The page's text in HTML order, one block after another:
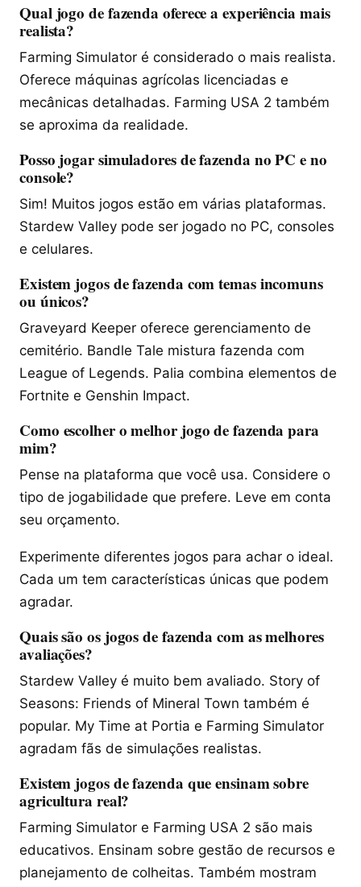
Qual jogo de fazenda oferece a experiência mais
realista?
Farming Simulator é considerado o mais realista.
Oferece máquinas agrícolas licenciadas e
mecânicas detalhadas. Farming USA 2 também
se aproxima da realidade.
Posso jogar simuladores de fazenda no PC e no
console?
Sim! Muitos jogos estão em várias plataformas.
Stardew Valley pode ser jogado no PC, consoles
e celulares.
Existem jogos de fazenda com temas incomuns
ou únicos?
Graveyard Keeper oferece gerenciamento de
cemitério. Bandle Tale mistura fazenda com
League of Legends. Palia combina elementos de
Fortnite e Genshin Impact.
Como escolher o melhor jogo de fazenda para
mim?
Pense na plataforma que você usa. Considere o
tipo de jogabilidade que prefere. Leve em conta
seu orçamento.
Experimente diferentes jogos para achar o ideal.
Cada um tem características únicas que podem
agradar.
Quais são os jogos de fazenda com as melhores
avaliações?
Stardew Valley é muito bem avaliado. Story of
Seasons: Friends of Mineral Town também é
popular. My Time at Portia e Farming Simulator
agradam fãs de simulações realistas.
Existem jogos de fazenda que ensinam sobre
agricultura real?
Farming Simulator e Farming USA 2 são mais
educativos. Ensinam sobre gestão de recursos e
planejamento de colheitas. Também mostram